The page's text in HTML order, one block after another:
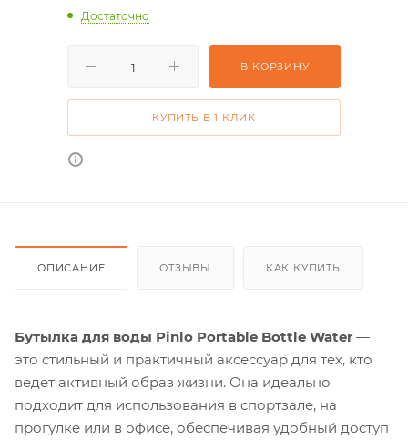
Достаточно
В КОРЗИНУ
КУПИТЬ В 1 КЛИК
ОПИСАНИЕ ОТЗЫВЫ КАК КУПИТЬ
Бутылка для воды Pinlo Portable Bottle Water —
это стильный и практичный аксессуар для тех, кто
ведет активный образ жизни. Она идеально
подходит для использования в спортзале, на
прогулке или в офисе, обеспечивая удобный доступ